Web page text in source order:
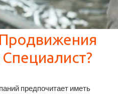
предпочитает иметь